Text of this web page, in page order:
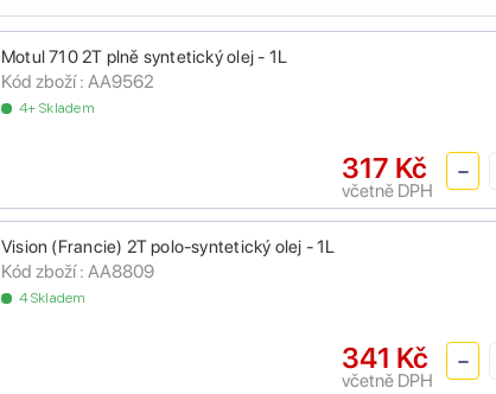
Motul 710 2T plně syntetický olej - 1L
Kód zboží : AA9562
4+ Skladem
317 Kč
včetně DPH
Vision (Francie) 2T polo-syntetický olej - 1L
Kód zboží : AA8809
4 Skladem
341 Kč
včetně DPH